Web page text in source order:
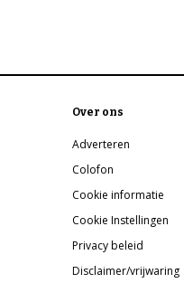
Over ons
Adverteren
Colofon
Cookie informatie
Cookie Instellingen
Privacy beleid
Disclaimer/vrijwaring